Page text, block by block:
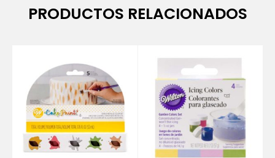
PRODUCTOS RELACIONADOS